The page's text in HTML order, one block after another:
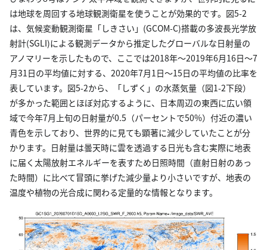
は地球を周回する地球観測衛星を使うことが効果的です。図5-2
は、気候変動観測衛星「しきさい」(GCOM-C)搭載の多波長光学放
射計(SGLI)による観測データから推定したグローバルな日射量の
アノマリーを示したもので、ここでは2018年～2019年6月16日～7
月31日の平均値に対する、2020年7月1日～15日の平均値の比率を
表しています。図5-2から、「しずく」の水蒸気量（図1-2下段）
が多かった範囲とほぼ対応するように、日本周辺の東西に広い領
域で今年7月上旬の日射量が0.5（パーセントで50%）付近の濃い
青色を示しており、世界的に見ても顕著に減少していたことが分
かります。日射量は曇天時に雲を透過する日光も含む実際に地表
に届く太陽放射エネルギーを表すため日照時間（直射日射のあっ
た時間）に比べて冒頭に挙げた減少量より小さいですが、地表の
温度や植物の光合成に関わる定量的な情報となります。